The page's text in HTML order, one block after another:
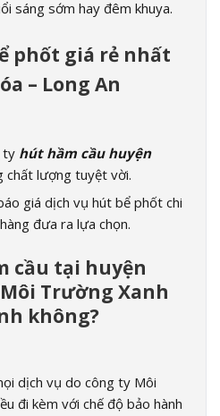
sáng sớm hay đêm khuya.
phốt giá rẻ nhất
– Long An
ty hút hầm cầu huyện
chất lượng tuyệt vời.
giá dịch vụ hút bể phốt chi
đưa ra lựa chọn.
cầu tại huyện
Trường Xanh
không?
dịch vụ do công ty Môi
đi kèm với chế độ bảo hành